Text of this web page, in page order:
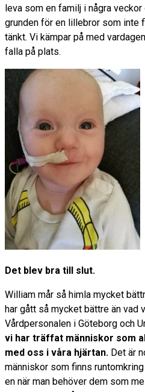
leva som en familj i några
grunden för en lillebror som inte
tänkt. Vi kämpar på med
falla på plats.
Det blev bra till slut.
William mår så himla mycket
har gått så mycket bättre än vad
Vårdpersonalen i Göteborg och
vi har träffat människor som
med oss i våra hjärtan. Det är
människor som finns
en när man behöver dem som